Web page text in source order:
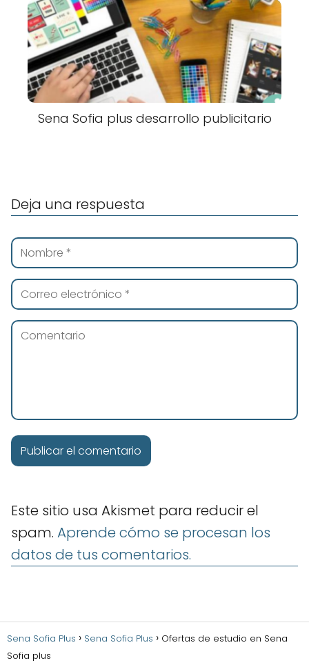
Sena Sofia plus desarrollo publicitario
Deja una respuesta
Este sitio usa Akismet para reducir el
spam. Aprende cómo se procesan los
datos de tus comentarios.
Sena Sofia Plus Sena Sofia Plus
Ofertas de estudio en Sena
Sofia plus